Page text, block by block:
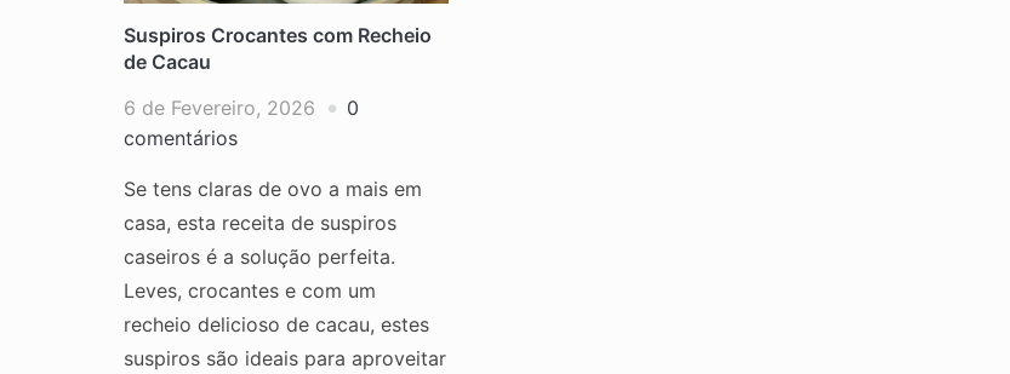
Suspiros Crocantes com Recheio
de Cacau
6 de Fevereiro, 2026
0
comentários
Se tens claras de ovo a mais em
casa, esta receita de suspiros
caseiros é a solução perfeita.
Leves, crocantes e com um
recheio delicioso de cacau, estes
suspiros são ideais para aproveitar